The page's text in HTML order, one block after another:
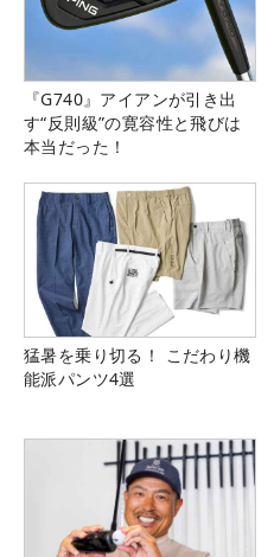
『G740』アイアンが引き出
す“反則級”の寛容性と飛びは
本当だった！
猛暑を乗り切る！ こだわり機
能派パンツ4選